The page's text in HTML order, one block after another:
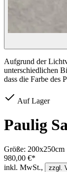
Aufgrund der
unterschiedlichen
dass die Farbe des
Auf Lager
Paulig
Größe: 200x250cm
980,00 €*
inkl. MwSt.,
zzgl.